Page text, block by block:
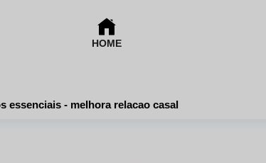
HOME
essenciais - melhora relacao casal